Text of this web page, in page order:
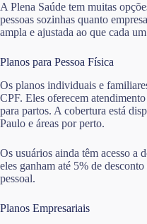
A Plena Saúde tem muitas
pessoas sozinhas quanto
ampla e ajustada ao que cada
Planos para Pessoa Física
Os planos individuais e
CPF. Eles oferecem
para partos. A cobertura está
Paulo e áreas por perto.
Os usuários ainda têm acesso a
eles ganham até 5% de
pessoal.
Planos Empresariais